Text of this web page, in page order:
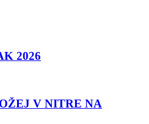
2026
V NITRE NA